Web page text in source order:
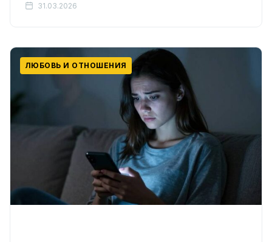
Авторы работы провели…
31.03.2026
ЛЮБОВЬ И ОТНОШЕНИЯ